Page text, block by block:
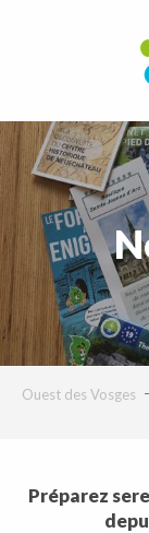
Ouest des Vosges
Préparez